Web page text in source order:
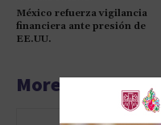
México refuerza vigilancia
financiera ante presión de
EE.UU.
More articles